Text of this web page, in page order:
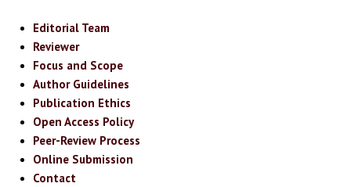
Editorial Team
Reviewer
Focus and Scope
Author Guidelines
Publication Ethics
Open Access Policy
Peer-Review Process
Online Submission
Contact